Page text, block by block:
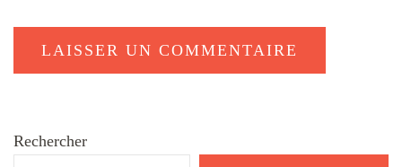
Rechercher